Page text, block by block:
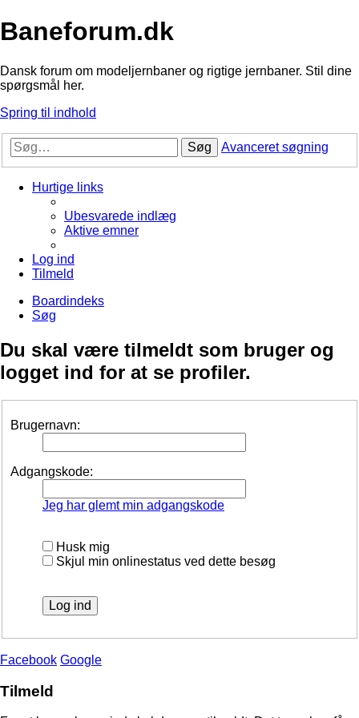
Baneforum.dk
Dansk forum om modeljernbaner og rigtige jernbaner. Stil dine
spørgsmål her.
Spring til indhold
Søg Avanceret søgning
Hurtige links
Ubesvarede indlæg
Aktive emner
Log ind
Tilmeld
Boardindeks
Søg
Du skal være tilmeldt som bruger og
logget ind for at se profiler.
Brugernavn:
Adgangskode:
Jeg har glemt min adgangskode
Husk mig
Skjul min onlinestatus ved dette besøg
Facebook Google
Tilmeld